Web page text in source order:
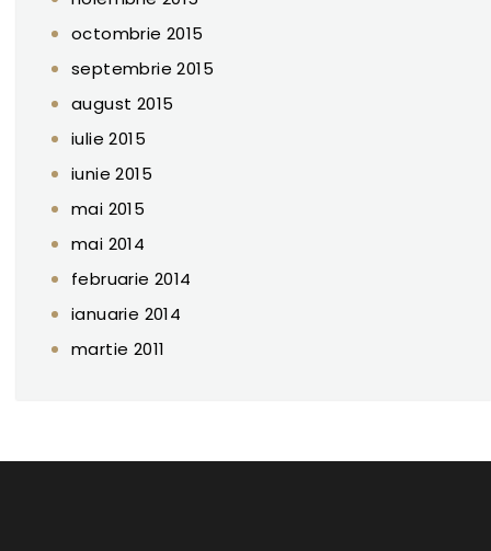
octombrie 2015
septembrie 2015
august 2015
iulie 2015
iunie 2015
mai 2015
mai 2014
februarie 2014
ianuarie 2014
martie 2011